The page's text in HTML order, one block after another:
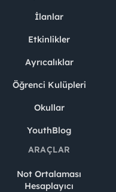
İlanlar
Etkinlikler
Ayrıcalıklar
Öğrenci Kulüpleri
Okullar
YouthBlog
ARAÇLAR
Not Ortalaması
Hesaplayıcı